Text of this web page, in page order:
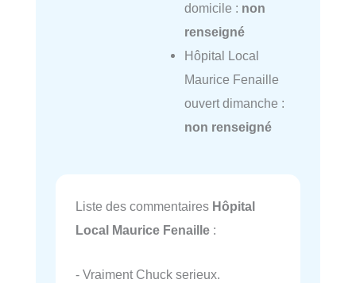
domicile : non
renseigné
Hôpital Local
Maurice Fenaille
ouvert dimanche :
non renseigné
Liste des commentaires Hôpital
Local Maurice Fenaille :
- Vraiment Chuck serieux.